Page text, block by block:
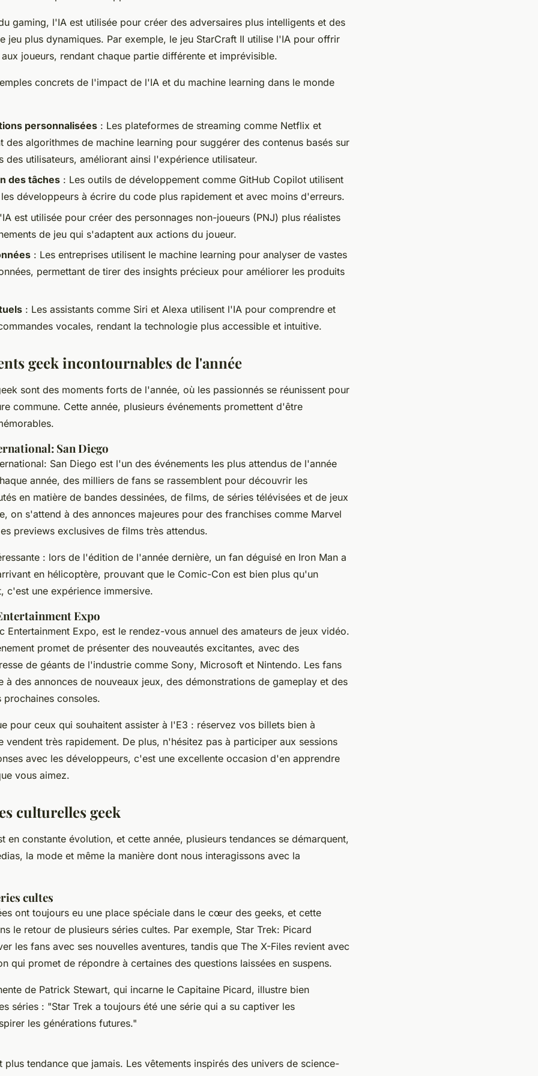
gaming, l'IA est utilisée pour créer des adversaires plus intelligents et des
jeu plus dynamiques. Par exemple, le jeu StarCraft II utilise l'IA pour offrir
joueurs, rendant chaque partie différente et imprévisible.
concrets de l'impact de l'IA et du machine learning dans le monde
personnalisées : Les plateformes de streaming comme Netflix et
des algorithmes de machine learning pour suggérer des contenus basés sur
des utilisateurs, améliorant ainsi l'expérience utilisateur.
des tâches : Les outils de développement comme GitHub Copilot utilisent
développeurs à écrire du code plus rapidement et avec moins d'erreurs.
est utilisée pour créer des personnages non-joueurs (PNJ) plus réalistes
de jeu qui s'adaptent aux actions du joueur.
: Les entreprises utilisent le machine learning pour analyser de vastes
permettant de tirer des insights précieux pour améliorer les produits
: Les assistants comme Siri et Alexa utilisent l'IA pour comprendre et
vocales, rendant la technologie plus accessible et intuitive.
geek incontournables de l'année
sont des moments forts de l'année, où les passionnés se réunissent pour
commune. Cette année, plusieurs événements promettent d'être
San Diego
San Diego est l'un des événements les plus attendus de l'année
année, des milliers de fans se rassemblent pour découvrir les
en matière de bandes dessinées, de films, de séries télévisées et de jeux
on s'attend à des annonces majeures pour des franchises comme Marvel
previews exclusives de films très attendus.
: lors de l'édition de l'année dernière, un fan déguisé en Iron Man a
en hélicoptère, prouvant que le Comic-Con est bien plus qu'un
c'est une expérience immersive.
Expo
Entertainment Expo, est le rendez-vous annuel des amateurs de jeux vidéo.
promet de présenter des nouveautés excitantes, avec des
de géants de l'industrie comme Sony, Microsoft et Nintendo. Les fans
à des annonces de nouveaux jeux, des démonstrations de gameplay et des
prochaines consoles.
pour ceux qui souhaitent assister à l'E3 : réservez vos billets bien à
vendent très rapidement. De plus, n'hésitez pas à participer aux sessions
avec les développeurs, c'est une excellente occasion d'en apprendre
vous aimez.
culturelles geek
en constante évolution, et cette année, plusieurs tendances se démarquent,
la mode et même la manière dont nous interagissons avec la
cultes
ont toujours eu une place spéciale dans le cœur des geeks, et cette
le retour de plusieurs séries cultes. Par exemple, Star Trek: Picard
les fans avec ses nouvelles aventures, tandis que The X-Files revient avec
qui promet de répondre à certaines des questions laissées en suspens.
de Patrick Stewart, qui incarne le Capitaine Picard, illustre bien
séries : "Star Trek a toujours été une série qui a su captiver les
les générations futures."
plus tendance que jamais. Les vêtements inspirés des univers de science-